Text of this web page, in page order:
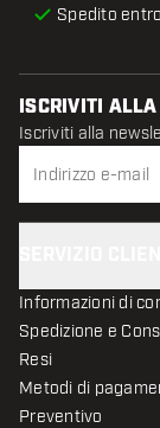
Spedito
ISCRIVITI
Iscriviti alla
Informazioni di
Spedizione e
Resi
Metodi di
Preventivo